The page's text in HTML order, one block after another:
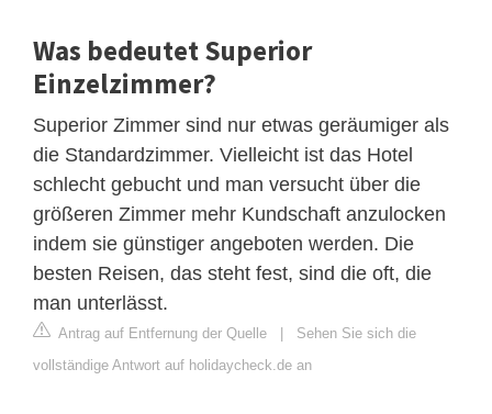
Was bedeutet Superior
Einzelzimmer?
Superior Zimmer sind nur etwas geräumiger als
die Standardzimmer. Vielleicht ist das Hotel
schlecht gebucht und man versucht über die
größeren Zimmer mehr Kundschaft anzulocken
indem sie günstiger angeboten werden. Die
besten Reisen, das steht fest, sind die oft, die
man unterlässt.
Antrag auf Entfernung der Quelle | Sehen Sie sich die
vollständige Antwort auf holidaycheck.de an